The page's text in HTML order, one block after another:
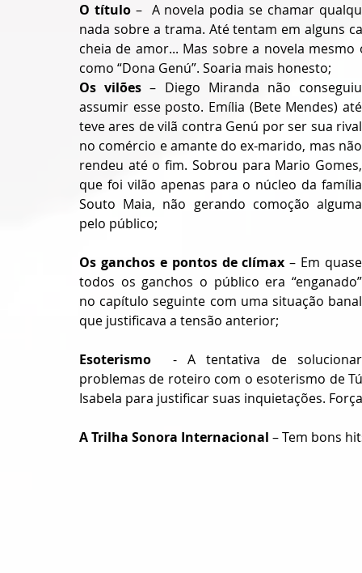
O título –  A novela podia se chamar
nada sobre a trama. Até tentam em alguns
cheia de amor... Mas sobre a novela
como “Dona Genú”. Soaria mais honesto;
Os vilões – Diego Miranda não conseguiu
assumir esse posto. Emília (Bete Mendes) até
teve ares de vilã contra Genú por ser sua rival
no comércio e amante do ex-marido, mas não
rendeu até o fim. Sobrou para Mario Gomes,
que foi vilão apenas para o núcleo da família
Souto Maia, não gerando comoção alguma
pelo público;
Os ganchos e pontos de clímax – Em quase
todos os ganchos o público era “enganado”
no capítulo seguinte com uma situação banal
que justificava a tensão anterior;
Esoterismo - A tentativa de solucionar
problemas de roteiro com o esoterismo de
Isabela para justificar suas inquietações.
A Trilha Sonora Internacional – Tem bons